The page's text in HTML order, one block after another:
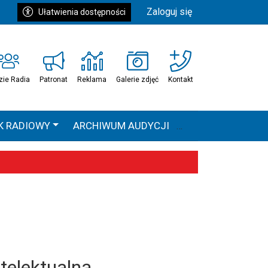
Ułatwienia dostępności Zaloguj się
Radia Patronat Reklama Galerie zdjęć Kontakt
RADIOWY ARCHIWUM AUDYCJI
HEAVEN TOUR